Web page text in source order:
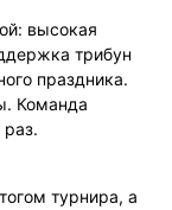
высокая
трибун
праздника.
Команда
турнира, а